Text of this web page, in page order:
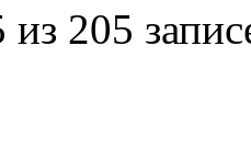
205